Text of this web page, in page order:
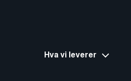
Hva vi leverer